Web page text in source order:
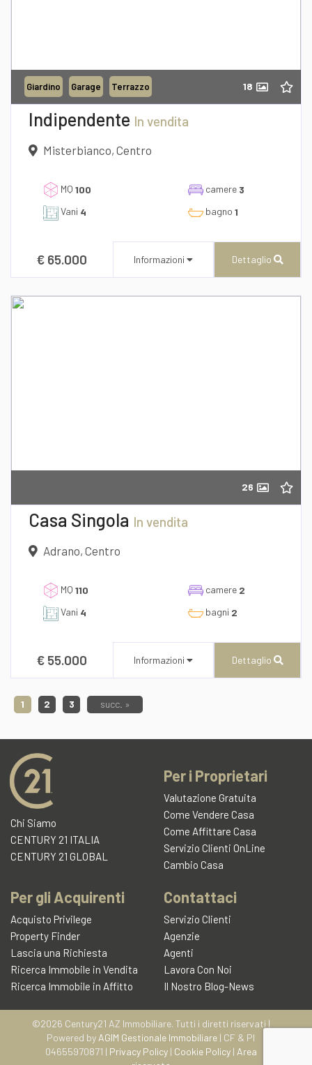
Desidero Visionare L'Immobile
l'informativa sulla privacy
Giardino Garage Terrazzo 18
Indipendente In vendita
Misterbianco, Centro
MQ 100 camere 3
Vani 4 bagno 1
€ 65.000 Informazioni Dettaglio
l'informativa sulla privacy
26
Casa Singola In vendita
Adrano, Centro
MQ 110 camere 2
Vani 4 bagni 2
€ 55.000 Informazioni Dettaglio
CENTURY 21 AZ Immobiliare
Via Roma n° 173/175
Recapito telefonico
39/0957277940
Richiedi informazioni
1 2 3 succ. »
Chi Siamo
CENTURY 21 ITALIA
CENTURY 21 GLOBAL
Per i Proprietari
Valutazione Gratuita
Come Vendere Casa
Come Affittare Casa
Servizio Clienti OnLine
Cambio Casa
Per gli Acquirenti
Acquisto Privilege
Property Finder
Lascia una Richiesta
Ricerca Immobile in Vendita
Ricerca Immobile in Affitto
Contattaci
Servizio Clienti
Agenzie
Agenti
Lavora Con Noi
Il Nostro Blog-News
©2026 Century21 AZ Immobiliare. Tutti i diretti riservati |
Powered by AGIM Gestionale Immobiliare | CF & PI
04655970871 | Privacy Policy| Cookie Policy| Area